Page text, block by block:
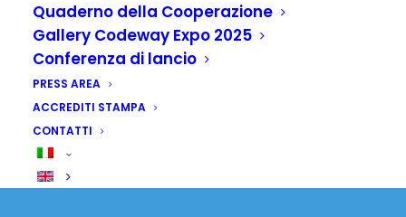
Quaderno della Cooperazione
Gallery Codeway Expo 2025
Conferenza di lancio
PRESS AREA
ACCREDITI STAMPA
CONTATTI